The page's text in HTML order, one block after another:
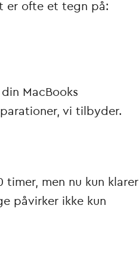
er ofte et tegn på:
MacBooks
vi tilbyder.
men nu kun klarer
påvirker ikke kun